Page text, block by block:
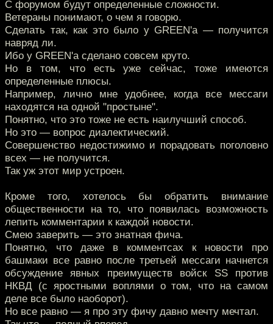
С форумом будут определенные сложности.
Ветераны понимают, о чем я говорю.
Сделать так, как это было у GREEN'a — получится
навряд ли.
Ибо у GREEN'a сделано совсем круто.
Но в том, что есть уже сейчас, тоже имеются
определенные плюсы.
Например, лично мне удобнее, когда все мессаги
находятся на одной "простыне".
Понятно, что это тоже не есть наилучший способ.
Но это — вопрос диалектический.
Совершенство недостижимо и порадовать поголовно
всех — не получится.
Так уж этот мир устроен.
Кроме того, хотелось бы обратить внимание
общественности на то, что появилась возможность
лепить комментарии к каждой новости.
Смею заверить — это знатная фича.
Понятно, что даже в комментсах к новости про
башмаки все равно после третьей мессаги начнется
обсуждение явных преимуществ войск SS против
НКВД (с яростными воплями о том, что на самом
деле все было наоборот).
Но все равно — я про эту фичу давно мечту мечтал.